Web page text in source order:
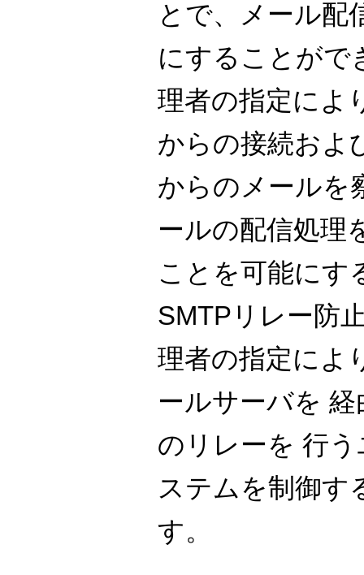
とで、メール配
にすることがで
理者の指定によ
からの接続およ
からのメールを
ールの配信処理
ことを可能にす
SMTPリレー防
理者の指定によ
ールサーバを
のリレーを 行
ステムを制御す
す。